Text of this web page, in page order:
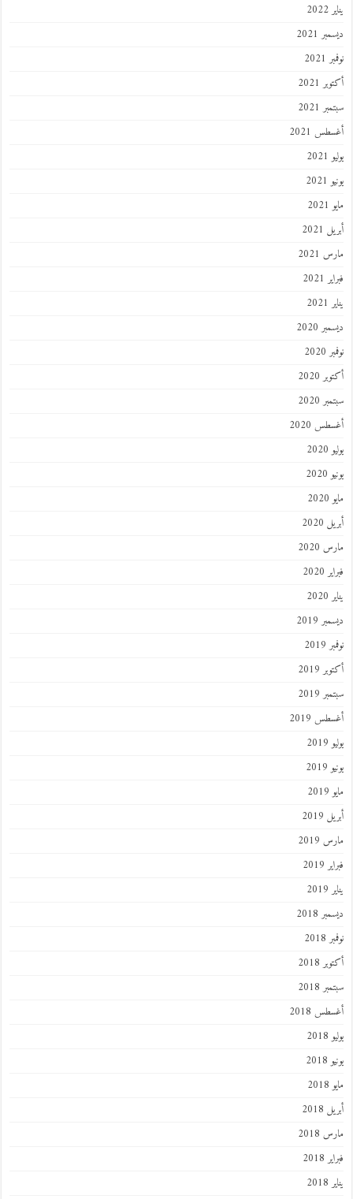
يناير 2022
ديسمبر 2021
نوفمبر 2021
أكتوبر 2021
سبتمبر 2021
أغسطس 2021
يوليو 2021
يونيو 2021
مايو 2021
أبريل 2021
مارس 2021
فبراير 2021
يناير 2021
ديسمبر 2020
نوفمبر 2020
أكتوبر 2020
سبتمبر 2020
أغسطس 2020
يوليو 2020
يونيو 2020
مايو 2020
أبريل 2020
مارس 2020
فبراير 2020
يناير 2020
ديسمبر 2019
نوفمبر 2019
أكتوبر 2019
سبتمبر 2019
أغسطس 2019
يوليو 2019
يونيو 2019
مايو 2019
أبريل 2019
مارس 2019
فبراير 2019
يناير 2019
ديسمبر 2018
نوفمبر 2018
أكتوبر 2018
سبتمبر 2018
أغسطس 2018
يوليو 2018
يونيو 2018
مايو 2018
أبريل 2018
مارس 2018
فبراير 2018
يناير 2018